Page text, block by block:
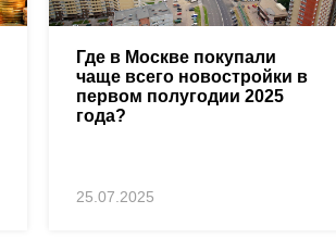
Где в Москве покупали
чаще всего новостройки в
первом полугодии 2025
года?
25.07.2025